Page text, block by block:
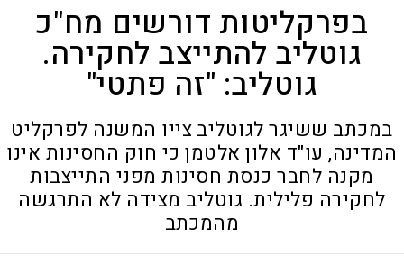
בפרקליטות דורשים מח"כ
גוטליב להתייצב לחקירה.
גוטליב: "זה פתטי"
במכתב ששיגר לגוטליב צייו המשנה לפרקליט
המדינה, עו"ד אלון אלטמן כי חוק החסינות אינו
מקנה לחבר כנסת חסינות מפני התייצבות
לחקירה פלילית. גוטליב מצידה לא התרגשה
מהמכתב